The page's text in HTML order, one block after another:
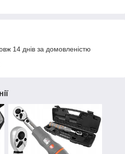
14 днів за домовленістю